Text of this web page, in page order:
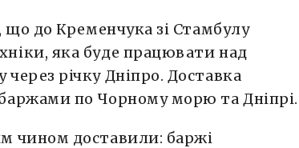
що до Кременчука зі Стамбулу
яка буде працювати над
річку Дніпро. Доставка
по Чорному морю та Дніпрі.
чином доставили: баржі